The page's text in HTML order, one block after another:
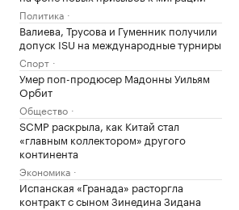
Политика
Валиева, Трусова и Гуменник получили
допуск ISU на международные турниры
Спорт
Умер поп-продюсер Мадонны Уильям
Орбит
Общество
SCMP раскрыла, как Китай стал
«главным коллектором» другого
континента
Экономика
Испанская «Гранада» расторгла
контракт с сыном Зинедина Зидана